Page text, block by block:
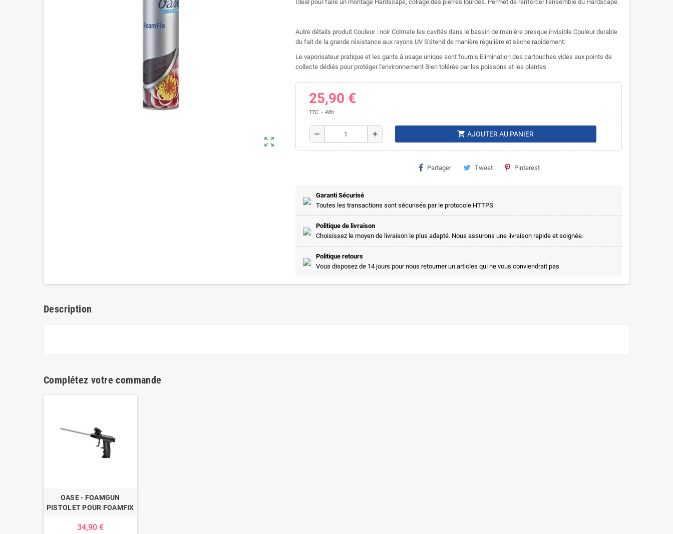
zoom_out_map
Ideal pour faire un montage Hardscape, collage des pierres lourdes. Permet de renforcer l'ensemble du Hardscape.
Autre détails produit Couleur : noir Colmate les cavités dans le bassin de manière presque invisible Couleur durable
du fait de la grande résistance aux rayons UV S'étend de manière régulière et sèche rapidement.
Le vaporisateur pratique et les gants à usage unique sont fournis Elimination des cartouches vides aux points de
collecte dédiés pour protéger l'environnement Bien tolérée par les poissons et les plantes
25,90 €
TTC 48h
remove add shopping_cart AJOUTER AU PANIER
Partager Tweet Pinterest
Garanti Sécurisé
Toutes les transactions sont sécurisés par le protocole HTTPS
Politique de livraison
Choisissez le moyen de livraison le plus adapté. Nous assurons une livraison rapide et soignée.
Politique retours
Vous disposez de 14 jours pour nous retourner un articles qui ne vous conviendrait pas
Description
Complétez votre commande
OASE - FOAMGUN
PISTOLET POUR FOAMFIX
34,90 €